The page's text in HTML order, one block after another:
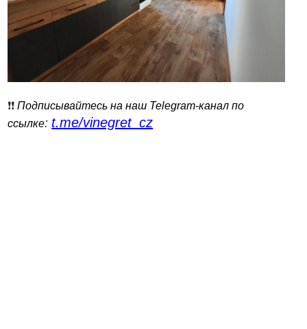
❗️❗️Подписывайтесь на наш Telegram-канал по
ссылке: t.me/vinegret_cz